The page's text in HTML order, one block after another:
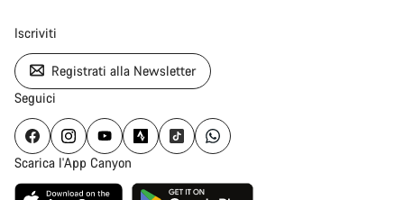
Iscriviti
Registrati alla Newsletter
Seguici
Scarica l'App Canyon